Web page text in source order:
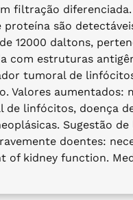
filtração
são
12000 daltons,
com estruturas
tumoral de
Valores
linfócitos, doença
Sugestão
doentes:
of kidney function.